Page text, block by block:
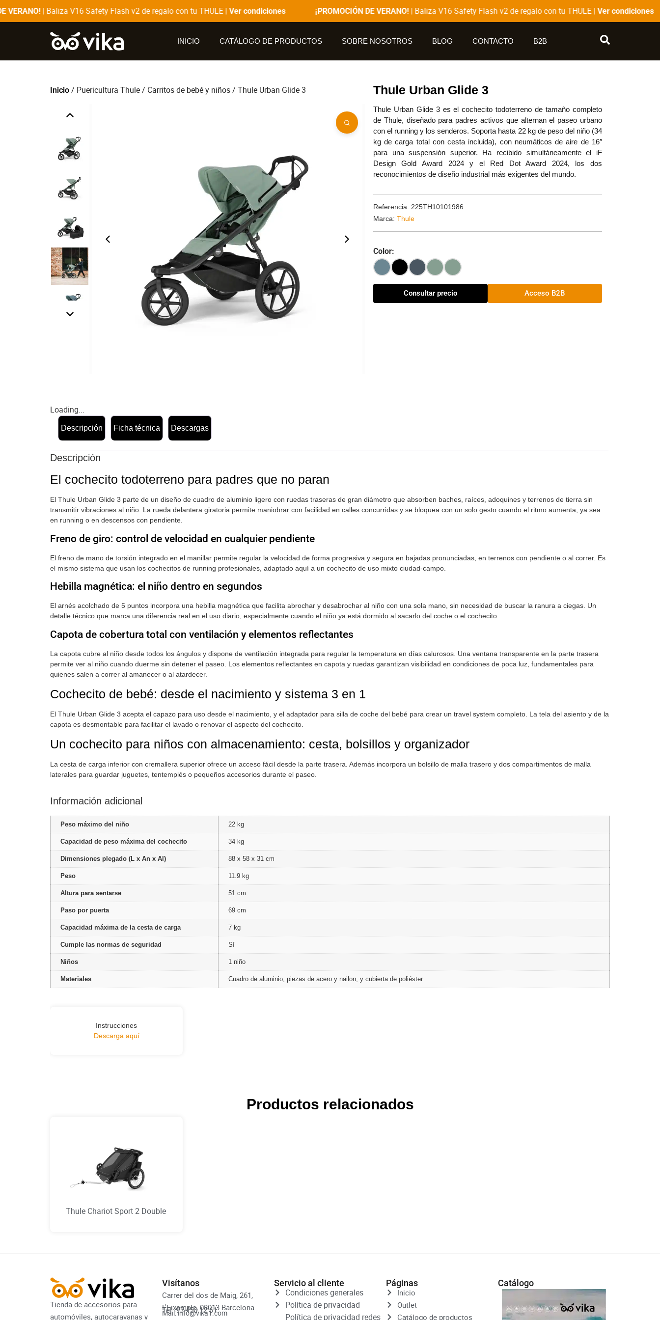
| Baliza V16 Safety Flash v2 de regalo con tu THULE |Ver condiciones ¡PROMOCIÓN DE VERANO!| Baliza V16 Safety Flash v2 de regalo con tu THULE |Ver condiciones
INICIO CATÁLOGO DE PRODUCTOS SOBRE NOSOTROS BLOG CONTACTO B2B
Inicio / Puericultura Thule/ Carritos de bebé y niños/ Thule Urban Glide 3 Thule Urban Glide 3
Thule Urban Glide 3 es el cochecito todoterreno de tamaño completo
de Thule, diseñado para padres activos que alternan el paseo urbano
con el running y los senderos. Soporta hasta 22 kg de peso del niño (34
kg de carga total con cesta incluida), con neumáticos de aire de 16″
para una suspensión superior. Ha recibido simultáneamente el iF
Design Gold Award 2024 y el Red Dot Award 2024, los dos
reconocimientos de diseño industrial más exigentes del mundo.
Referencia: 225TH10101986
Marca: Thule
Color:
Consultar precio Acceso B2B
Loading...
Descripción Ficha técnica Descargas
Descripción
El cochecito todoterreno para padres que no paran
El Thule Urban Glide 3 parte de un diseño de cuadro de aluminio ligero con ruedas traseras de gran diámetro que absorben baches, raíces, adoquines y terrenos de tierra sin
transmitir vibraciones al niño. La rueda delantera giratoria permite maniobrar con facilidad en calles concurridas y se bloquea con un solo gesto cuando el ritmo aumenta, ya sea
en running o en descensos con pendiente.
Freno de giro: control de velocidad en cualquier pendiente
El freno de mano de torsión integrado en el manillar permite regular la velocidad de forma progresiva y segura en bajadas pronunciadas, en terrenos con pendiente o al correr. Es
el mismo sistema que usan los cochecitos de running profesionales, adaptado aquí a un cochecito de uso mixto ciudad-campo.
Hebilla magnética: el niño dentro en segundos
El arnés acolchado de 5 puntos incorpora una hebilla magnética que facilita abrochar y desabrochar al niño con una sola mano, sin necesidad de buscar la ranura a ciegas. Un
detalle técnico que marca una diferencia real en el uso diario, especialmente cuando el niño ya está dormido al sacarlo del coche o el cochecito.
Capota de cobertura total con ventilación y elementos reflectantes
La capota cubre al niño desde todos los ángulos y dispone de ventilación integrada para regular la temperatura en días calurosos. Una ventana transparente en la parte trasera
permite ver al niño cuando duerme sin detener el paseo. Los elementos reflectantes en capota y ruedas garantizan visibilidad en condiciones de poca luz, fundamentales para
quienes salen a correr al amanecer o al atardecer.
Cochecito de bebé: desde el nacimiento y sistema 3 en 1
El Thule Urban Glide 3 acepta el capazo para uso desde el nacimiento, y el adaptador para silla de coche del bebé para crear un travel system completo. La tela del asiento y de la
capota es desmontable para facilitar el lavado o renovar el aspecto del cochecito.
Un cochecito para niños con almacenamiento: cesta, bolsillos y organizador
La cesta de carga inferior con cremallera superior ofrece un acceso fácil desde la parte trasera. Además incorpora un bolsillo de malla trasero y dos compartimentos de malla
laterales para guardar juguetes, tentempiés o pequeños accesorios durante el paseo.
Información adicional
Peso máximo del niño 22 kg
Capacidad de peso máxima del cochecito 34 kg
Dimensiones plegado (L x An x Al) 88 x 58 x 31 cm
Peso 11.9 kg
Altura para sentarse 51 cm
Paso por puerta 69 cm
Capacidad máxima de la cesta de carga 7 kg
Cumple las normas de seguridad Sí
Niños 1 niño
Materiales Cuadro de aluminio, piezas de acero y nailon, y cubierta de poliéster
Instrucciones
Descarga aquí
Productos relacionados
Thule Chariot Sport 2 Double
Tienda de accesorios para
automóviles, autocaravanas y
Visítanos
Carrer del dos de Maig, 261,
L'Eixample, 08013 Barcelona
Tel: 93 450 12 61
Mail: info@vika1.com
Servicio al cliente
Condiciones generales
Política de privacidad
Política de privacidad redes
Páginas
Inicio
Outlet
Catálogo de productos
Catálogo